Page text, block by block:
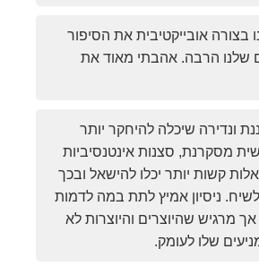
בצורה אובייקטיבית את הסיפור
הרבה. אהבתי מאוד את
ונדירה שיכלה להיחקר יותר
מסקרנת, סצנות אינטנסיביות
קשות יותר יכלו להישאל ובכך
ניסיון אמיץ לתת במה לדמות
מרגיש שהיוצרים והיוצרות לא
שלו לעומק.